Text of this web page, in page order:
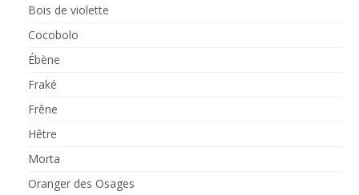
Bois de violette
Cocobolo
Ébène
Fraké
Frêne
Hêtre
Morta
Oranger des Osages